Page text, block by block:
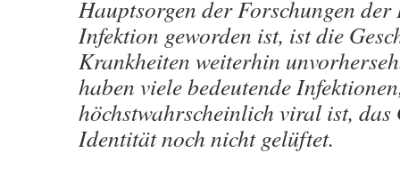
Hauptsorgen der Forschungen
Infektion geworden ist, ist die
Krankheiten weiterhin
haben viele bedeutende
höchstwahrscheinlich viral ist, das
Identität noch nicht gelüftet.